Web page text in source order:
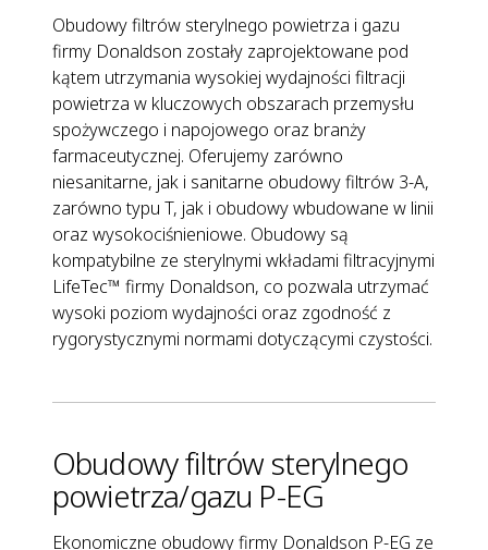
Obudowy filtrów sterylnego powietrza i gazu
firmy Donaldson zostały zaprojektowane pod
kątem utrzymania wysokiej wydajności filtracji
powietrza w kluczowych obszarach przemysłu
spożywczego i napojowego oraz branży
farmaceutycznej. Oferujemy zarówno
niesanitarne, jak i sanitarne obudowy filtrów 3-A,
zarówno typu T, jak i obudowy wbudowane w linii
oraz wysokociśnieniowe. Obudowy są
kompatybilne ze sterylnymi wkładami filtracyjnymi
LifeTec™ firmy Donaldson, co pozwala utrzymać
wysoki poziom wydajności oraz zgodność z
rygorystycznymi normami dotyczącymi czystości.
Obudowy filtrów sterylnego
powietrza/gazu P-EG
Ekonomiczne obudowy firmy Donaldson P-EG ze